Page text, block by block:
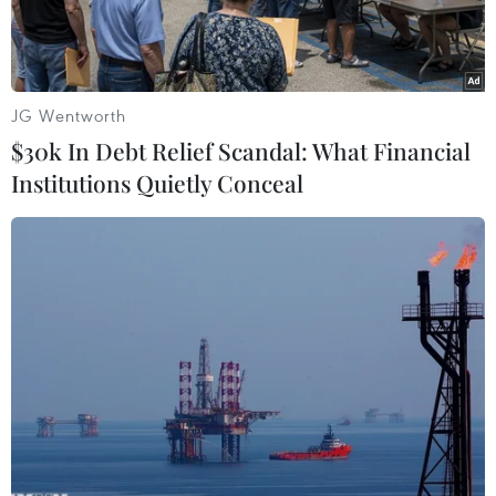
Các chứng khoán viên làm việc tại sàn giao dịch New York
(Mỹ). (Ảnh: AFP/TTXVN)
Chứng khoán thế giới đồng loạt tăng hơn 1%
trong phiên giao dịch ngày 22/9, khi lo ngại về
JG Wentworth
$30k In Debt Relief Scandal: What Financial
Institutions Quietly Conceal